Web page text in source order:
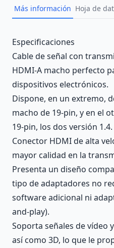
Más información Hoja de
Description
Especificaciones
Cable de señal con
HDMI-A macho perfecto
dispositivos electrónicos.
Dispone, en un extremo,
macho de 19-pin, y en el
19-pin, los dos versión 1.4.
Conector HDMI de alta
mayor calidad en la
Presenta un diseño
tipo de adaptadores no
software adicional ni
and-play).
Soporta señales de vídeo
así como 3D, lo que le